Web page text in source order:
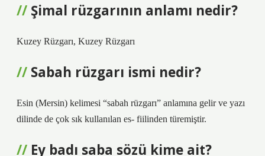
Şimal rüzgarının anlamı nedir?
Kuzey Rüzgarı, Kuzey Rüzgarı
Sabah rüzgarı ismi nedir?
Esin (Mersin) kelimesi “sabah rüzgarı” anlamına gelir ve yazı
dilinde de çok sık kullanılan es- fiilinden türemiştir.
Ey badı saba sözü kime ait?